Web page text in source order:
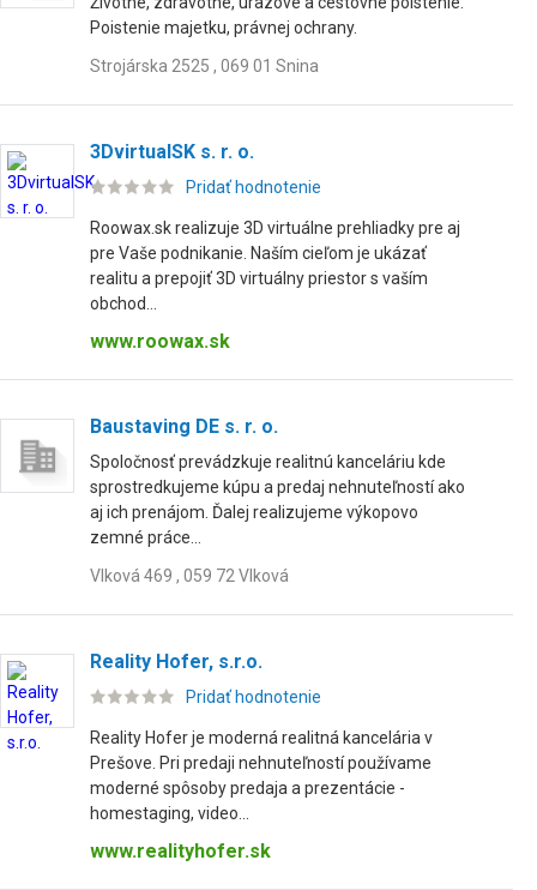
Poistenie majetku, právnej ochrany.
Strojárska 2525 , 069 01 Snina
3DvirtualSK s. r. o.
Pridať hodnotenie
Roowax.sk realizuje 3D virtuálne prehliadky pre aj
pre Vaše podnikanie. Naším cieľom je ukázať
realitu a prepojiť 3D virtuálny priestor s vaším
obchod...
www.roowax.sk
Baustaving DE s. r. o.
Spoločnosť prevádzkuje realitnú kanceláriu kde
sprostredkujeme kúpu a predaj nehnuteľností ako
aj ich prenájom. Ďalej realizujeme výkopovo
zemné práce...
Vlková 469 , 059 72 Vlková
Reality Hofer, s.r.o.
Pridať hodnotenie
Reality Hofer je moderná realitná kancelária v
Prešove. Pri predaji nehnuteľností používame
moderné spôsoby predaja a prezentácie -
homestaging, video...
www.realityhofer.sk